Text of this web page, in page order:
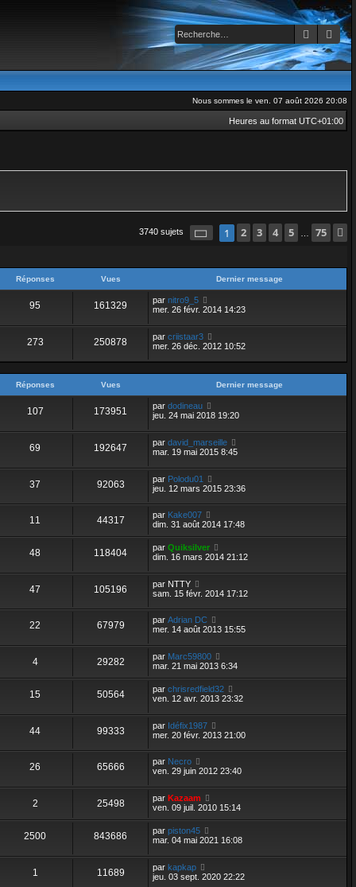
Nous sommes le ven. 07 août 2026 20:08
Heures au format UTC+01:00
3740 sujets Page 1sur 75
1 2 3 4 5 75
Réponses Vues Dernier message
95 161329 par nitro9_5
mer. 26 févr. 2014 14:23
273 250878 par criistaar3
mer. 26 déc. 2012 10:52
Réponses Vues Dernier message
107 173951 par dodineau
jeu. 24 mai 2018 19:20
69 192647 par david_marseille
mar. 19 mai 2015 8:45
37 92063 par Polodu01
jeu. 12 mars 2015 23:36
11 44317 par Kake007
dim. 31 août 2014 17:48
48 118404 par Quiksilver
dim. 16 mars 2014 21:12
47 105196 par NTTY
sam. 15 févr. 2014 17:12
22 67979 par Adrian DC
mer. 14 août 2013 15:55
4 29282 par Marc59800
mar. 21 mai 2013 6:34
15 50564 par chrisredfield32
ven. 12 avr. 2013 23:32
44 99333 par Idéfix1987
mer. 20 févr. 2013 21:00
26 65666 par Necro
ven. 29 juin 2012 23:40
2 25498 par Kazaam
ven. 09 juil. 2010 15:14
2500 843686 par piston45
mar. 04 mai 2021 16:08
1 11689 par kapkap
jeu. 03 sept. 2020 22:22